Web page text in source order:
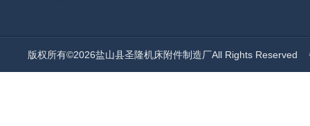
版权所有©2026盐山县圣隆机床附件制造厂All Rights Reserved